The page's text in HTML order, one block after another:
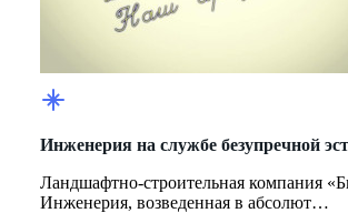
Инженерия на службе безупречной
Ландшафтно-строительная компания
Инженерия, возведенная в абсолют